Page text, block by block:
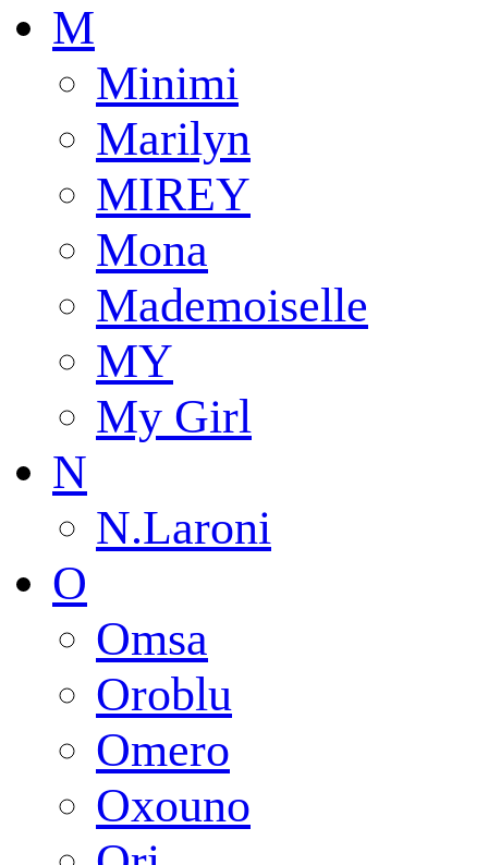
M
Minimi
Marilyn
MIREY
Mona
Mademoiselle
MY
My Girl
N
N.Laroni
O
Omsa
Oroblu
Omero
Oxouno